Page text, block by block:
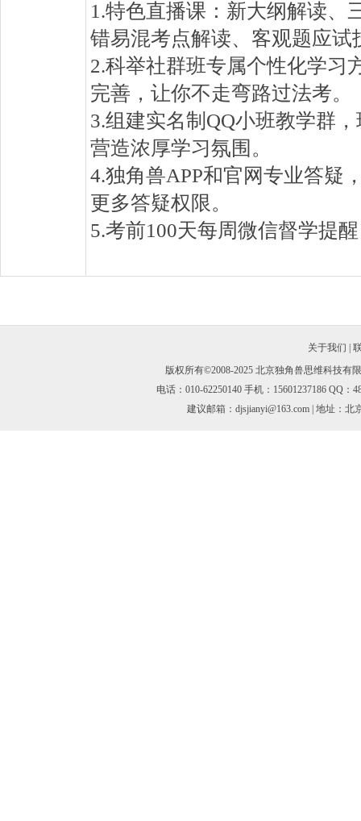
1.特色直播课：新大纲解读、
错易混考点解读、客观题应
2.科举社群班专属个性化学习
完善，让你不走弯路过法考。
3.组建实名制QQ小班教学群
营造浓厚学习氛围。
4.独角兽APP和官网专业答疑
更多答疑权限。
5.考前100天每周微信督学提
关于我们
版权所有©2008-2025 北京独角兽思维科技有
电话： 010-62250140 手机：15601237186 QQ
建议邮箱：djsjianyi@163.com | 地址：北